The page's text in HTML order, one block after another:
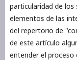
particularidad de
elementos de las
del repertorio de
de este artículo
entender el